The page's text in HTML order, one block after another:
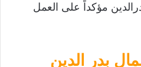
مؤكداً على العمل
بدر الدين